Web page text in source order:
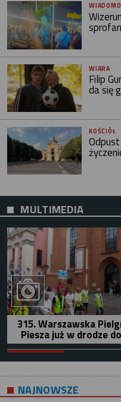
WIARA
Filip
da się
KOŚCIÓŁ
MULTIMEDIA
315. Warszawska
Piesza już w drodze
NAJNOWSZE